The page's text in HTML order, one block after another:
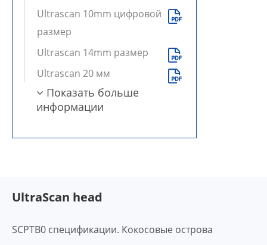
Ultrascan 10mm цифровой
размер

Ultrascan 14mm размер 
Ultrascan 20 мм 
Показать больше
информации
UltraScan head
SCPTB0 спецификации. Кокосовые острова